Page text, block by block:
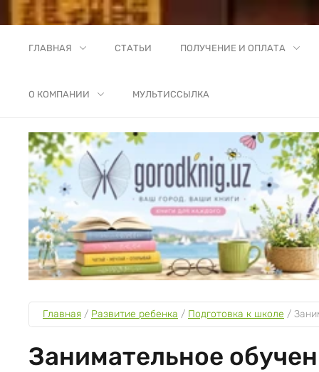
ГЛАВНАЯ СТАТЬИ ПОЛУЧЕНИЕ И ОПЛАТА
О КОМПАНИИ МУЛЬТИССЫЛКА
Главная / Развитие ребенка / Подготовка к школе /
Занимательное